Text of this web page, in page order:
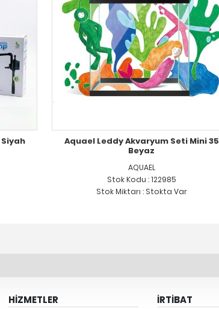
Aquael Leddy Akvaryum Seti Mini 35
Beyaz
AQUAEL
Stok Kodu : 122985
Stok Miktarı : Stokta Var
HİZMETLER İRTİBAT